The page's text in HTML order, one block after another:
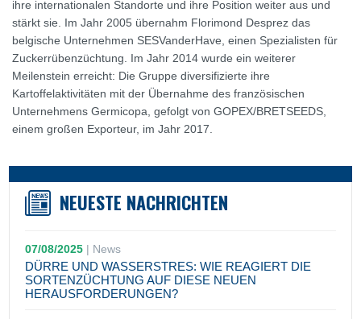
ihre internationalen Standorte und ihre Position weiter aus und
stärkt sie. Im Jahr 2005 übernahm Florimond Desprez das
belgische Unternehmen SESVanderHave, einen Spezialisten für
Zuckerrübenzüchtung. Im Jahr 2014 wurde ein weiterer
Meilenstein erreicht: Die Gruppe diversifizierte ihre
Kartoffelaktivitäten mit der Übernahme des französischen
Unternehmens Germicopa, gefolgt von GOPEX/BRETSEEDS,
einem großen Exporteur, im Jahr 2017.
NEUESTE NACHRICHTEN
07/08/2025 | News
DÜRRE UND WASSERSTRES: WIE REAGIERT DIE
SORTENZÜCHTUNG AUF DIESE NEUEN
HERAUSFORDERUNGEN?